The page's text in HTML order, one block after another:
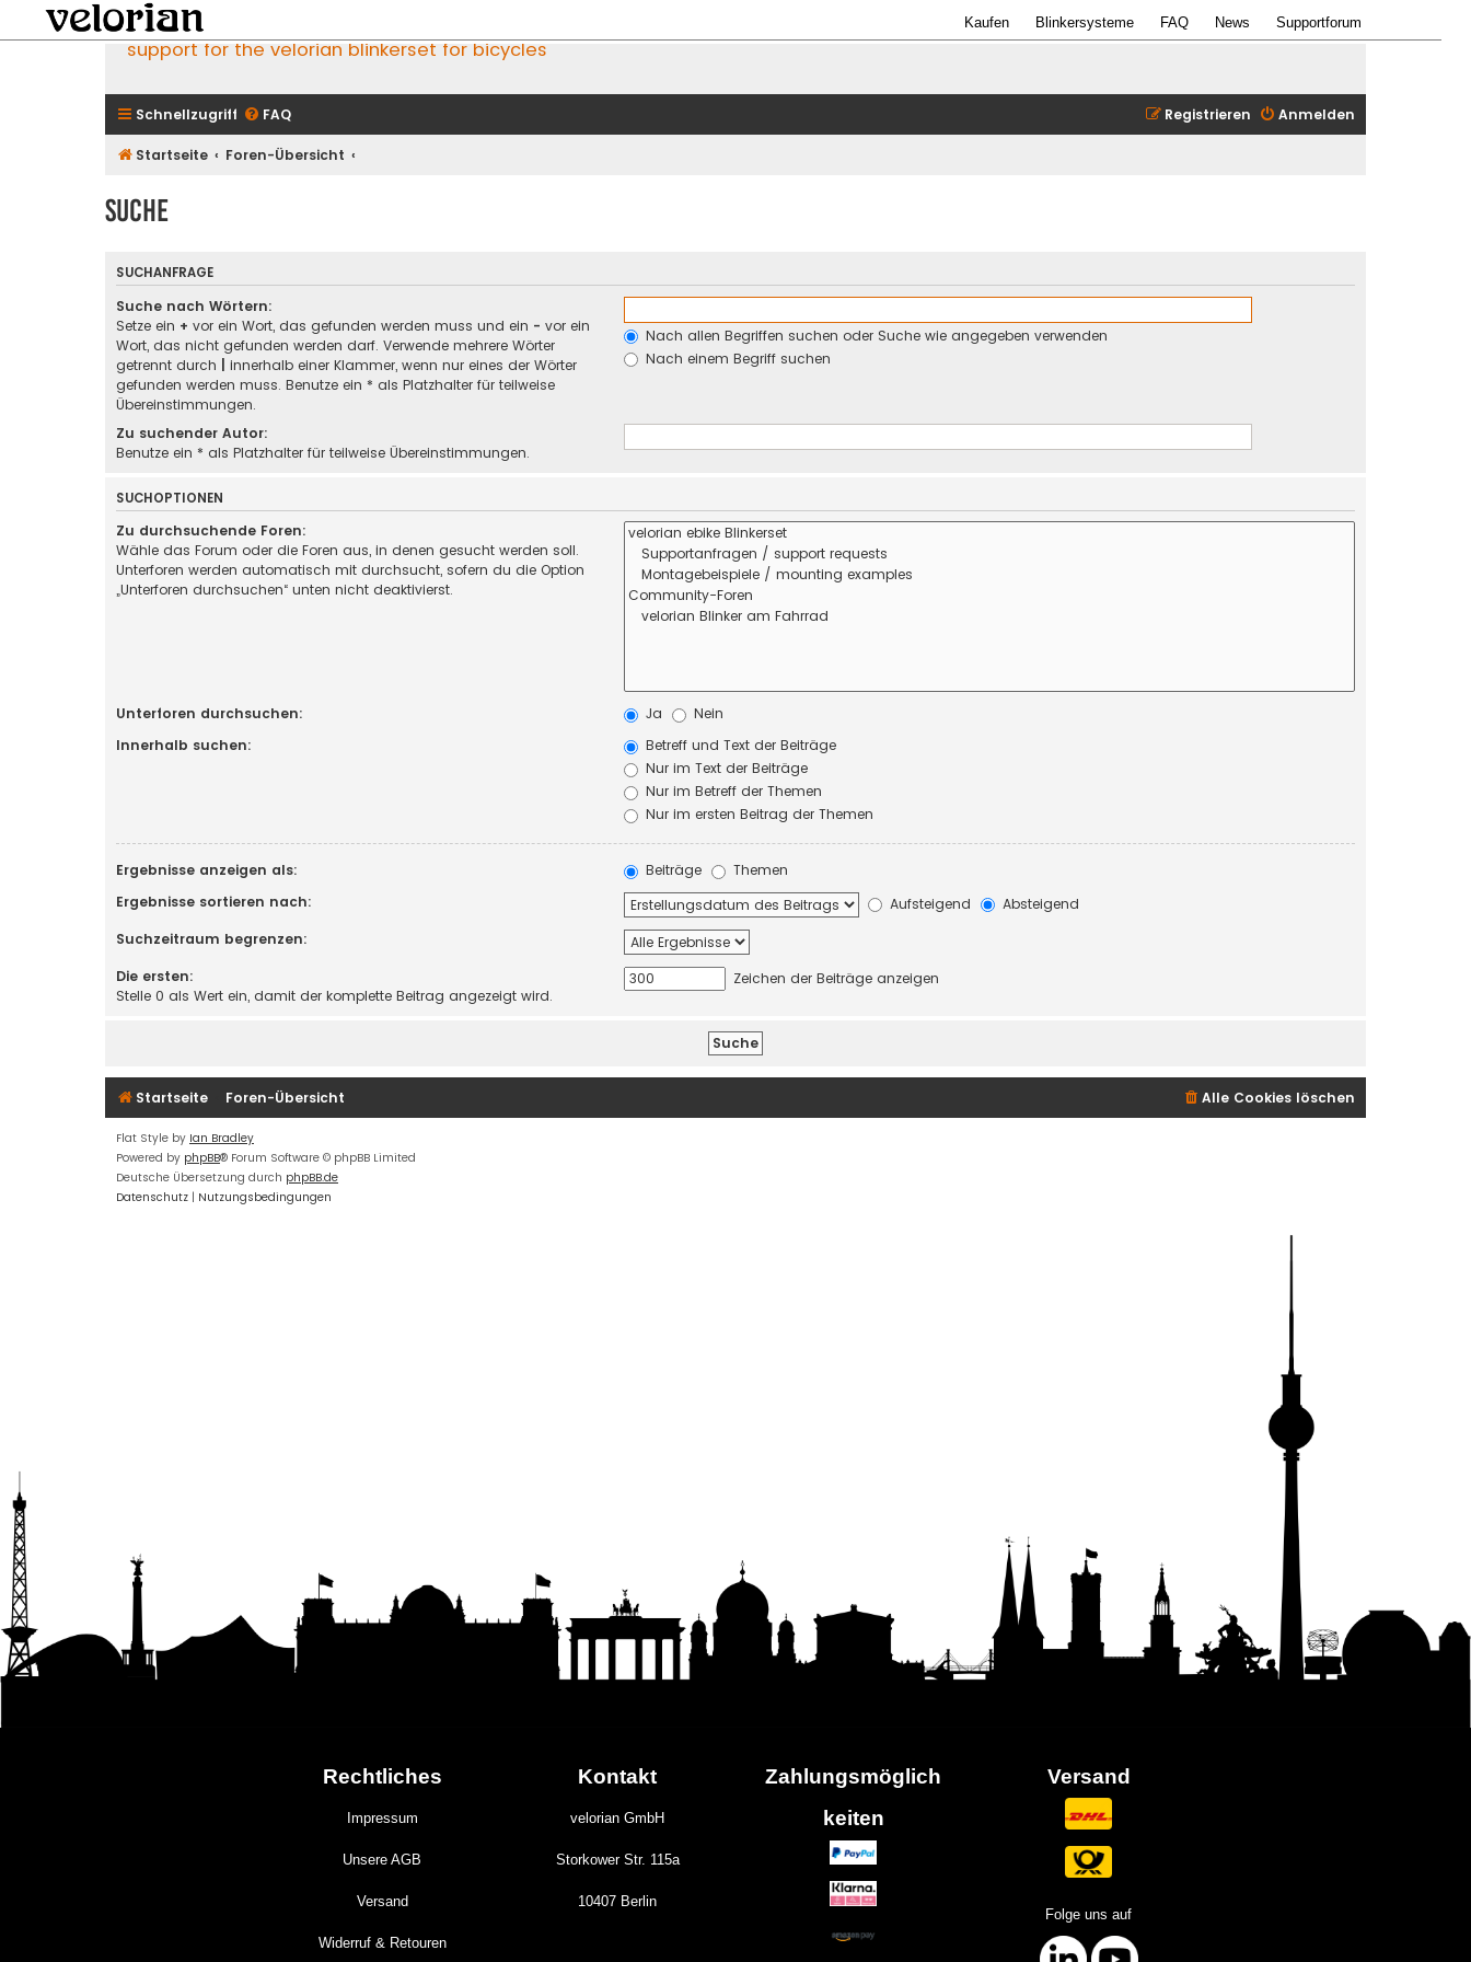
Kaufen Blinkersysteme FAQ News Supportforum
support for the velorian blinkerset for bicycles
Schnellzugriff FAQ Anmelden
Registrieren
Startseite Foren-Übersicht
Suche
SUCHANFRAGE
Suche nach Wörtern:
Setze ein + vor ein Wort, das gefunden werden muss und ein - vor ein
Wort, das nicht gefunden werden darf. Verwende mehrere Wörter
getrennt durch
innerhalb einer Klammer, wenn nur eines der Wörter
gefunden werden muss. Benutze ein * als Platzhalter für teilweise
Übereinstimmungen.
Nach allen Begriffen suchen oder Suche wie angegeben verwenden
Nach einem Begriff suchen
Zu suchender Autor:
Benutze ein * als Platzhalter für teilweise Übereinstimmungen.
SUCHOPTIONEN
Zu durchsuchende Foren:
Wähle das Forum oder die Foren aus, in denen gesucht werden soll.
Unterforen werden automatisch mit durchsucht, sofern du die Option
„Unterforen durchsuchen“ unten nicht deaktivierst.
Unterforen durchsuchen: Ja
Nein
Innerhalb suchen:
Betreff und Text der Beiträge
Nur im Text der Beiträge
Nur im Betreff der Themen
Nur im ersten Beitrag der Themen
Ergebnisse anzeigen als: Beiträge
Themen
Ergebnisse sortieren nach:
Aufsteigend
Absteigend
Suchzeitraum begrenzen:
Die ersten:
Stelle 0 als Wert ein, damit der komplette Beitrag angezeigt wird.
Zeichen der Beiträge anzeigen
Startseite Foren-Übersicht Alle Cookies löschen
Flat Style by Ian Bradley
Powered by phpBB® Forum Software © phpBB Limited
Deutsche Übersetzung durch phpBB.de
Datenschutz | Nutzungsbedingungen
Rechtliches
Impressum
Unsere AGB
Versand
Widerruf & Retouren
Kontakt
velorian GmbH
Storkower Str. 115a
10407 Berlin
Zahlungsmöglich
keiten
Versand
Folge uns auf